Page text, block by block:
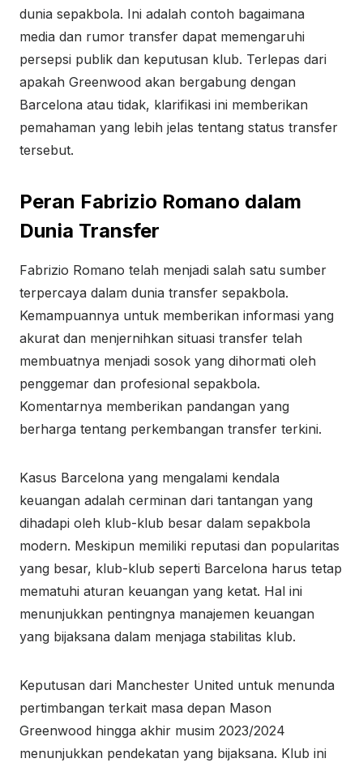
dunia sepakbola. Ini adalah contoh bagaimana
media dan rumor transfer dapat memengaruhi
persepsi publik dan keputusan klub. Terlepas dari
apakah Greenwood akan bergabung dengan
Barcelona atau tidak, klarifikasi ini memberikan
pemahaman yang lebih jelas tentang status transfer
tersebut.
Peran Fabrizio Romano dalam
Dunia Transfer
Fabrizio Romano telah menjadi salah satu sumber
terpercaya dalam dunia transfer sepakbola.
Kemampuannya untuk memberikan informasi yang
akurat dan menjernihkan situasi transfer telah
membuatnya menjadi sosok yang dihormati oleh
penggemar dan profesional sepakbola.
Komentarnya memberikan pandangan yang
berharga tentang perkembangan transfer terkini.
Kasus Barcelona yang mengalami kendala
keuangan adalah cerminan dari tantangan yang
dihadapi oleh klub-klub besar dalam sepakbola
modern. Meskipun memiliki reputasi dan popularitas
yang besar, klub-klub seperti Barcelona harus tetap
mematuhi aturan keuangan yang ketat. Hal ini
menunjukkan pentingnya manajemen keuangan
yang bijaksana dalam menjaga stabilitas klub.
Keputusan dari Manchester United untuk menunda
pertimbangan terkait masa depan Mason
Greenwood hingga akhir musim 2023/2024
menunjukkan pendekatan yang bijaksana. Klub ini